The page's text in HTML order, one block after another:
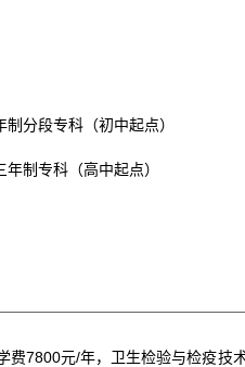
制分段专科（初中起点）
年制专科（高中起点）
7800元/年，卫生检验与检疫技